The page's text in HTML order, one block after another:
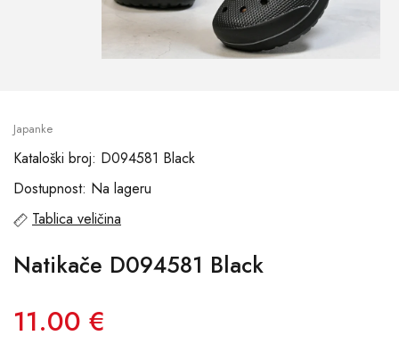
Japanke
Kataloški broj: D094581 Black
Dostupnost: Na lageru
Tablica veličina
Natikače D094581 Black
11.00 €